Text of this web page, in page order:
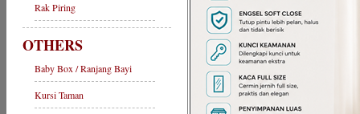
Rak Piring
OTHERS
Baby Box / Ranjang Bayi
Kursi Taman